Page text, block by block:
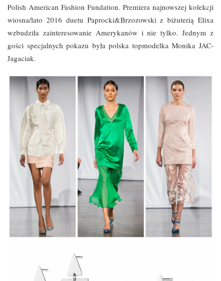
Polish American Fashion Fundation. Premiera najnowszej kolekcji
wiosna/lato 2016 duetu Paprocki&Brzozowski z biżuterią Elixa
wzbudziła zainteresowanie Amerykanów i nie tylko. Jednym z
gości specjalnych pokazu była polska topmodelka Monika JAC-
Jagaciak.